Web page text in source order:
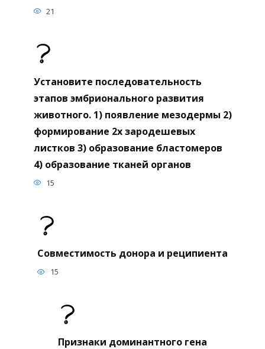
21
Установите последовательность
этапов эмбрионального развития
животного. 1) появление мезодермы 2)
формирование 2х зародешевых
листков 3) образование бластомеров
4) образование тканей органов
15
Совместимость донора и реципиента
15
Признаки доминантного гена